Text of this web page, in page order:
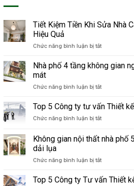
Tiết Kiệm Tiền Khi Sửa Nhà
Hiệu Quả
Chức năng bình luận bị tắt
Kiệm
Tiền
Các
Nhưng
Nhà phố 4 tầng không gian
mát
Chức năng bình luận bị tắt
phố
gian
xanh
Top 5 Công ty tư vấn Thiết
Chức năng bình luận bị tắt
Thiết
Không gian nội thất nhà phố
dải lụa
Chức năng bình luận bị tắt
gian
Top 5 Công ty Tư vấn Thiết